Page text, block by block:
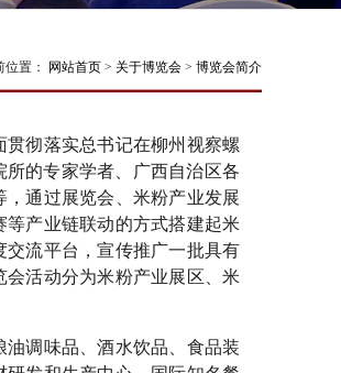
位置： 网站首页 > 关于博览会 > 博览会简介
彻落实总书记在柳州视察螺
的专家学者、广西自治区各
通过展览会、米粉产业发展
产业链联动的方式搭建起米
流平台，宣传推广一批具有
活动分为米粉产业展区、米
调味品、酒水饮品、食品装